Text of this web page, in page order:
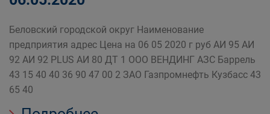
Беловский городской округ Наименование
предприятия адрес Цена на 06 05 2020 г руб АИ 95 АИ
92 АИ 92 PLUS АИ 80 ДТ 1 ООО ВЕНДИНГ АЗС Баррель
43 15 40 40 36 90 47 00 2 ЗАО Газпромнефть Кузбасс 43
65 40